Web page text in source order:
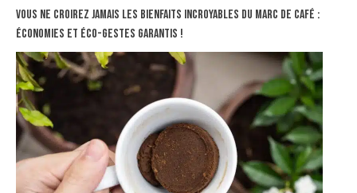
Vous ne croirez jamais les bienfaits incroyables du marc de café :
économies et éco-gestes garantis !